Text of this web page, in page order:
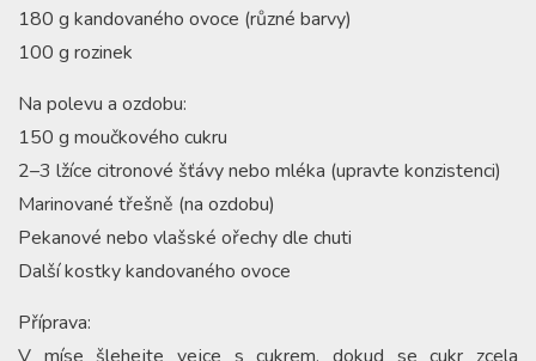
180 g kandovaného ovoce (různé barvy)
100 g rozinek
Na polevu a ozdobu:
150 g moučkového cukru
2–3 lžíce citronové šťávy nebo mléka (upravte konzistenci)
Marinované třešně (na ozdobu)
Pekanové nebo vlašské ořechy dle chuti
Další kostky kandovaného ovoce
Příprava:
V míse šlehejte vejce s cukrem, dokud se cukr zcela